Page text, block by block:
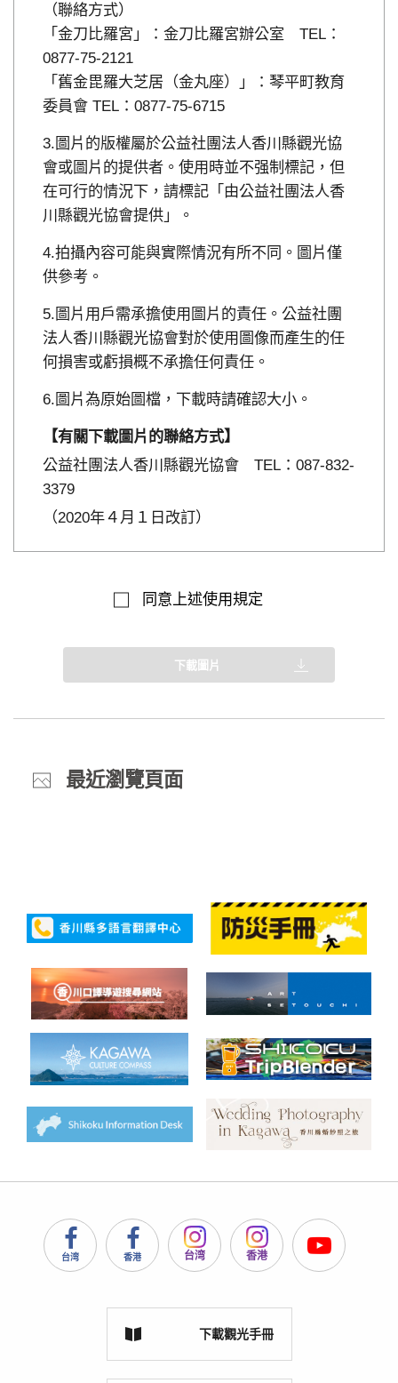
（聯絡方式）
「金刀比羅宮」：金刀比羅宮辦公室 TEL：
0877-75-2121
「舊金毘羅大芝居（金丸座）」：琴平町教育
委員會 TEL：0877-75-6715
圖片的版權屬於公益社團法人香川縣觀光協
會或圖片的提供者。使用時並不强制標記，但
在可行的情況下，請標記「由公益社團法人香
川縣觀光協會提供」。
拍攝內容可能與實際情況有所不同。圖片僅
供參考。
圖片用戶需承擔使用圖片的責任。公益社團
法人香川縣觀光協會對於使用圖像而產生的任
何損害或虧損概不承擔任何責任。
圖片為原始圖檔，下載時請確認大小。
【有關下載圖片的聯絡方式】
公益社團法人香川縣觀光協會 TEL：087-832-
3379
（2020年４月１日改訂）
同意上述使用規定
下載圖片
最近瀏覽頁面
台湾 香港 台湾 香港
下載觀光手冊